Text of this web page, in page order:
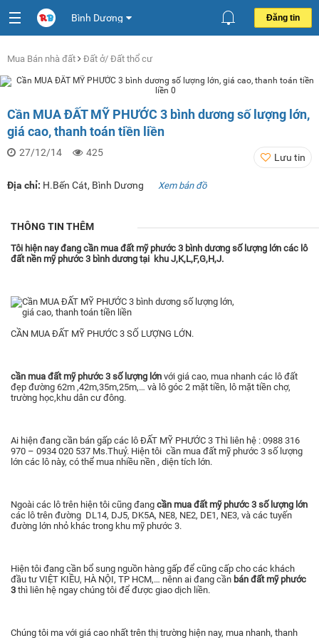
Bình Dương Đăng tin
Mua Bán nhà đất Đất ở/ Đất thổ cư
Cần MUA ĐẤT MỸ PHƯỚC 3 bình dương số lượng lớn,
giá cao, thanh toán tiền liền
27/12/14 425 Lưu tin
Địa chỉ: H.Bến Cát, Bình Dương Xem bản đồ
THÔNG TIN THÊM
Tôi hiện nay đang cần mua đất mỹ phước 3 bình dương số lượng lớn các lô
đất nền mỹ phước 3 bình dương tại khu J,K,L,F,G,H,J.
CẦN MUA ĐẤT MỸ PHƯỚC 3 SỐ LƯỢNG LỚN.
cần mua đất mỹ phước 3 số lượng lớn với giá cao, mua nhanh các lô đất
đẹp đường 62m ,42m,35m,25m,… và lô góc 2 mặt tiền, lô mặt tiền chợ,
trường học,khu dân cư đông.
Ai hiện đang cần bán gấp các lô ĐẤT MỸ PHƯỚC 3 Thì liên hệ : 0988 316
970 – 0934 020 537 Ms.Thuỷ. Hiện tôi cần mua đất mỹ phước 3 số lượng
lớn các lô này, có thể mua nhiều nền , diện tích lớn.
Ngoài các lô trên hiện tôi cũng đang cần mua đất mỹ phước 3 số lượng lớn
các lô trên đường DL14, DJ5, DK5A, NE8, NE2, DE1, NE3, và các tuyến
đường lớn nhỏ khác trong khu mỹ phước 3.
Hiện tôi đang cần bổ sung nguồn hàng gấp để cũng cấp cho các khách
đầu tư VIỆT KIỀU, HÀ NỘI, TP HCM,… nênn ai đang cần bán đất mỹ phước
3 thì liên hệ ngay chúng tôi để được giao dịch liền.
Chúng tôi ma với giá cao nhất trên thị trường hiện nay, mua nhanh, thanh